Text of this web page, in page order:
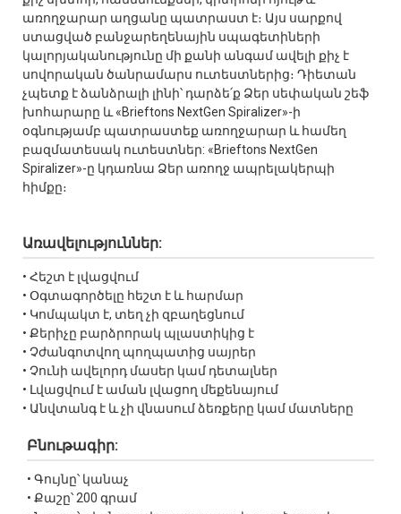
առողջարար աղցանը պատրաստ է։ Այս սարքով
ստացված բանջարեղենային սպագետիների
կալորյականությունը մի քանի անգամ ավելի քիչ է
սովորական ծանրամարս ուտեստներից։ Դիետան
չպետք է ձանձրալի լինի՝ դարձե՛ք Ձեր սեփական շեֆ
խոհարարը և «Brieftons NextGen Spiralizer»-ի
օգնությամբ պատրաստեք առողջարար և համեղ
բազմատեսակ ուտեստներ: «Brieftons NextGen
Spiralizer»-ը կդառնա Ձեր առողջ ապրելակերպի
հիմքը։
Առավելություններ:
• Հեշտ է լվացվում
• Օգտագործելը հեշտ է և հարմար
• Կոմպակտ է, տեղ չի զբաղեցնում
• Քերիչը բարձրորակ պլաստիկից է
• Չժանգոտվող պողպատից սայրեր
• Չունի ավելորդ մասեր կամ դետալներ
• Լվացվում է աման լվացող մեքենայում
• Անվտանգ է և չի վնասում ձեռքերը կամ մատները
Բնութագիր:
• Գույնը՝ կանաչ
• Քաշը՝ 200 գրամ